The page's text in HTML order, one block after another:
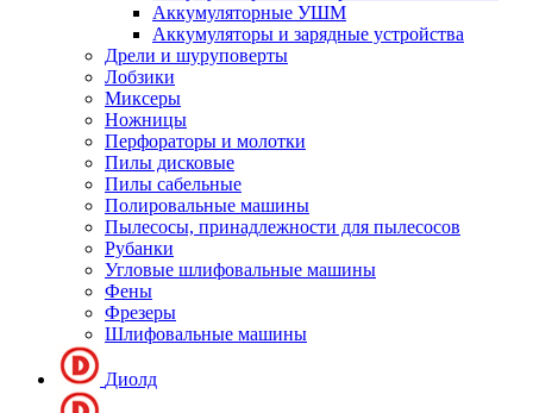
Аккумуляторные УШМ
Аккумуляторы и зарядные устройства
Дрели и шуруповерты
Лобзики
Миксеры
Ножницы
Перфораторы и молотки
Пилы дисковые
Пилы сабельные
Полировальные машины
Пылесосы, принадлежности для пылесосов
Рубанки
Угловые шлифовальные машины
Фены
Фрезеры
Шлифовальные машины
Диолд